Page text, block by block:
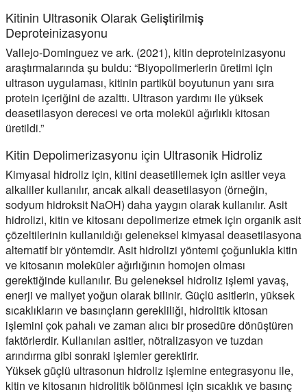
Kitinin Ultrasonik Olarak Geliştirilmiş
Deproteinizasyonu
Vallejo-Dominguez ve ark. (2021), kitin deproteinizasyonu
araştırmalarında şu buldu: “Biyopolimerlerin üretimi için
ultrason uygulaması, kitinin partikül boyutunun yanı sıra
protein içeriğini de azalttı. Ultrason yardımı ile yüksek
deasetilasyon derecesi ve orta molekül ağırlıklı kitosan
üretildi.”
Kitin Depolimerizasyonu için Ultrasonik Hidroliz
Kimyasal hidroliz için, kitini deasetillemek için asitler veya
alkaliler kullanılır, ancak alkali deasetilasyon (örneğin,
sodyum hidroksit NaOH) daha yaygın olarak kullanılır. Asit
hidrolizi, kitin ve kitosanı depolimerize etmek için organik asit
çözeltilerinin kullanıldığı geleneksel kimyasal deasetilasyona
alternatif bir yöntemdir. Asit hidrolizi yöntemi çoğunlukla kitin
ve kitosanın moleküler ağırlığının homojen olması
gerektiğinde kullanılır. Bu geleneksel hidroliz işlemi yavaş,
enerji ve maliyet yoğun olarak bilinir. Güçlü asitlerin, yüksek
sıcaklıkların ve basınçların gerekliliği, hidrolitik kitosan
işlemini çok pahalı ve zaman alıcı bir prosedüre dönüştüren
faktörlerdir. Kullanılan asitler, nötralizasyon ve tuzdan
arındırma gibi sonraki işlemler gerektirir.
Yüksek güçlü ultrasonun hidroliz işlemine entegrasyonu ile,
kitin ve kitosanın hidrolitik bölünmesi için sıcaklık ve basınç